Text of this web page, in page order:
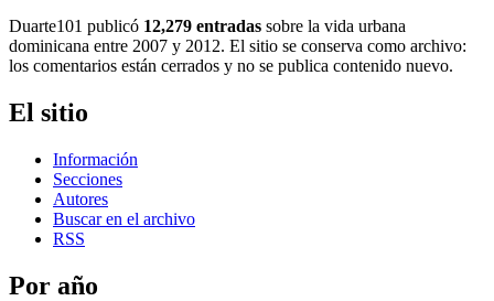
Duarte101 publicó 12,279 entradas sobre la vida urbana
dominicana entre 2007 y 2012. El sitio se conserva como archivo:
los comentarios están cerrados y no se publica contenido nuevo.
El sitio
Información
Secciones
Autores
Buscar en el archivo
RSS
Por año